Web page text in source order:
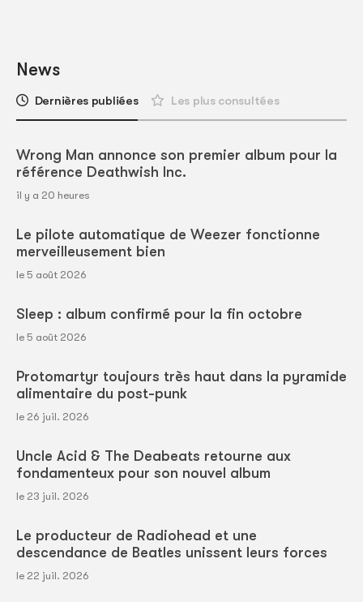
News
Dernières publiées Les plus consultées
Wrong Man annonce son premier album pour la
référence Deathwish Inc.
il y a 20 heures
Le pilote automatique de Weezer fonctionne
merveilleusement bien
le 5 août 2026
Sleep : album confirmé pour la fin octobre
le 5 août 2026
Protomartyr toujours très haut dans la pyramide
alimentaire du post-punk
le 26 juil. 2026
Uncle Acid & The Deabeats retourne aux
fondamenteux pour son nouvel album
le 23 juil. 2026
Le producteur de Radiohead et une
descendance de Beatles unissent leurs forces
le 22 juil. 2026